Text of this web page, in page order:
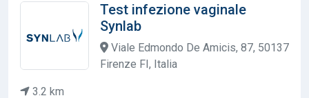
Test infezione vaginale
Synlab
Viale Edmondo De Amicis, 87, 50137
Firenze FI, Italia
3.2 km